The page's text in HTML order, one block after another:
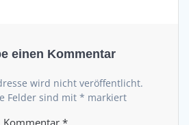
einen Kommentar
wird nicht veröffentlicht.
Felder sind mit * markiert
Kommentar *